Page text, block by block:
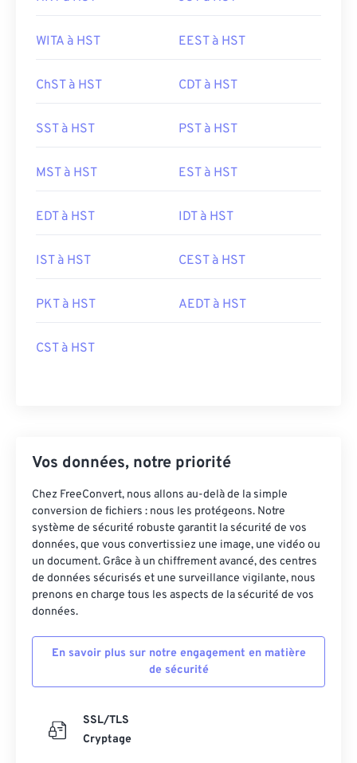
WITA à HST EEST à HST
ChST à HST CDT à HST
SST à HST PST à HST
MST à HST EST à HST
EDT à HST IDT à HST
IST à HST CEST à HST
PKT à HST AEDT à HST
CST à HST
Vos données, notre priorité
Chez FreeConvert, nous allons au-delà de la simple
conversion de fichiers : nous les protégeons. Notre
système de sécurité robuste garantit la sécurité de vos
données, que vous convertissiez une image, une vidéo ou
un document. Grâce à un chiffrement avancé, des centres
de données sécurisés et une surveillance vigilante, nous
prenons en charge tous les aspects de la sécurité de vos
données.
En savoir plus sur notre engagement en matière
de sécurité
SSL/TLS
Cryptage